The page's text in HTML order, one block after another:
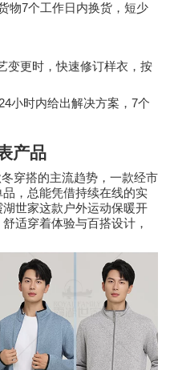
物7个工作日内换货，短少
变更时，快速修订样衣，按
24小时内给出解决方案， 7个
产品
穿搭的主流趋势，一款经市
，总能凭借持续在线的实
世家这款户外运动保暖开
适穿着体验与百搭设计，